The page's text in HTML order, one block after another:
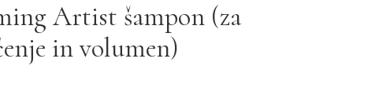
Artist šampon (za
in volumen)